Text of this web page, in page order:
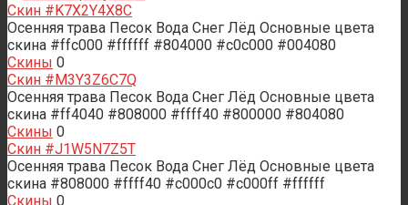
Скин #K7X2Y4X8C
Осенняя трава Песок Вода Снег Лёд Основные цвета
скина #ffc000 #ffffff #804000 #c0c000 #004080
Скины 0
Скин #M3Y3Z6C7Q
Осенняя трава Песок Вода Снег Лёд Основные цвета
скина #ff4040 #808000 #ffff40 #800000 #804080
Скины 0
Скин #J1W5N7Z5T
Осенняя трава Песок Вода Снег Лёд Основные цвета
скина #808000 #ffff40 #c000c0 #c000ff #ffffff
Скины 0